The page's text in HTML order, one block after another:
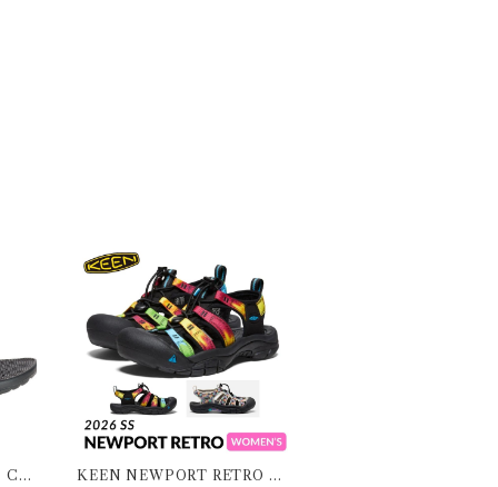
CH
KEEN NEWPORT RETRO W